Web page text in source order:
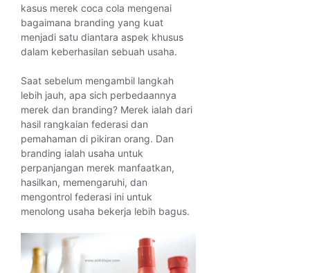
kasus merek coca cola mengenai
bagaimana branding yang kuat
menjadi satu diantara aspek khusus
dalam keberhasilan sebuah usaha.
Saat sebelum mengambil langkah
lebih jauh, apa sich perbedaannya
merek dan branding? Merek ialah dari
hasil rangkaian federasi dan
pemahaman di pikiran orang. Dan
branding ialah usaha untuk
perpanjangan merek manfaatkan,
hasilkan, memengaruhi, dan
mengontrol federasi ini untuk
menolong usaha bekerja lebih bagus.